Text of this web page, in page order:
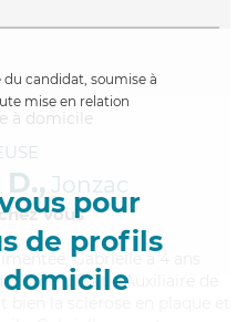
candidat, soumise à
mise en relation
pour
de profils
domicile
Jonzac
Vous
Gabrielle a 4 ans
d'État d'Auxiliaire de